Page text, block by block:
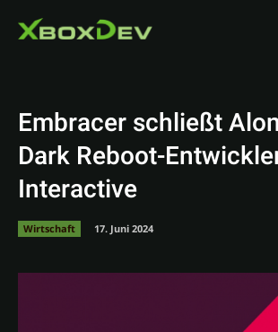
Embracer schließt
Dark Reboot-
Interactive
Wirtschaft 17. Juni 2024